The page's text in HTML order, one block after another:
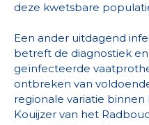
deze kwetsbare
Een ander uitdagend
betreft de diagnostiek
geïnfecteerde
ontbreken van
regionale variatie
Kouijzer van het